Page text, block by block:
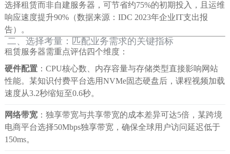
选择租赁而非自建服务器，可节省约75%的初期投入，且运维
响应速度提升90%（数据来源：IDC 2023年企业IT支出报
告）。
二、选择考量：匹配业务需求的关键指标
租赁服务器需重点评估四个维度：
硬件配置：CPU核心数、内存容量与存储类型直接影响网站
性能。某知识付费平台选用NVMe固态硬盘后，课程视频加载
速度从3.2秒缩短至0.6秒。
网络带宽：独享带宽与共享带宽的成本差异可达5倍，某跨境
电商平台选择50Mbps独享带宽，确保全球用户访问延迟低于
150ms。